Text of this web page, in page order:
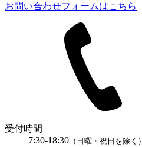
お問い合わせフォームはこちら
受付時間
7:30-18:30 （日曜・祝日を除く）